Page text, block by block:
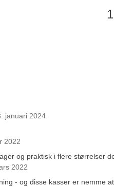
januari 2024
2022
og praktisk i flere størrelser
2022
- og disse kasser er nemme